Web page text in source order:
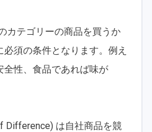
カテゴリーの商品を買うか
須の条件となります。例え
全性、食品であれば味が
Difference) は自社商品を競